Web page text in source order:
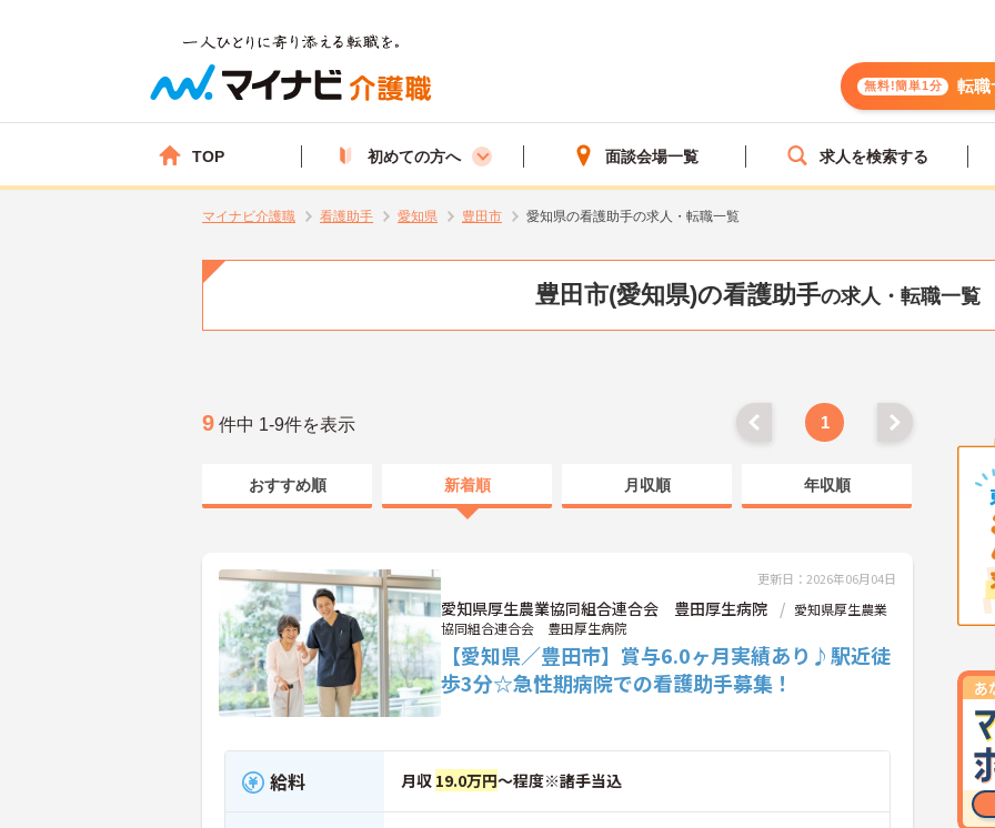
無料!簡単1分 転職
TOP 初めての方へ 面談会場一覧 求人を検索する
マイナビ介護職 看護助手 愛知県 豊田市 愛知県の看護助手の求人・転職一覧
豊田市(愛知県)の看護助手の求人・転職一覧
9 件中 1-9件を表示 1
おすすめ順 新着順 月収順 年収順
更新日：2026年06月04日
愛知県厚生農業協同組合連合会 豊田厚生病院
愛知県厚生農業
協同組合連合会 豊田厚生病院
【愛知県／豊田市】賞与6.0ヶ月実績あり♪駅近徒
歩3分☆急性期病院での看護助手募集！
給料 月収 19.0万円～程度※諸手当込